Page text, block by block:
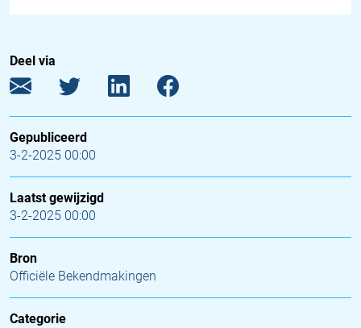
Deel via
Gepubliceerd
3-2-2025 00:00
Laatst gewijzigd
3-2-2025 00:00
Bron
Officiële Bekendmakingen
Categorie